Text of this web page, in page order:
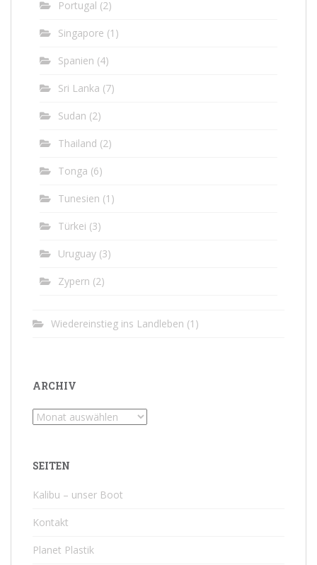
Portugal (2)
Singapore (1)
Spanien (4)
Sri Lanka (7)
Sudan (2)
Thailand (2)
Tonga (6)
Tunesien (1)
Türkei (3)
Uruguay (3)
Zypern (2)
Wiedereinstieg ins Landleben (1)
ARCHIV
Archiv
SEITEN
Kalibu – unser Boot
Kontakt
Planet Plastik